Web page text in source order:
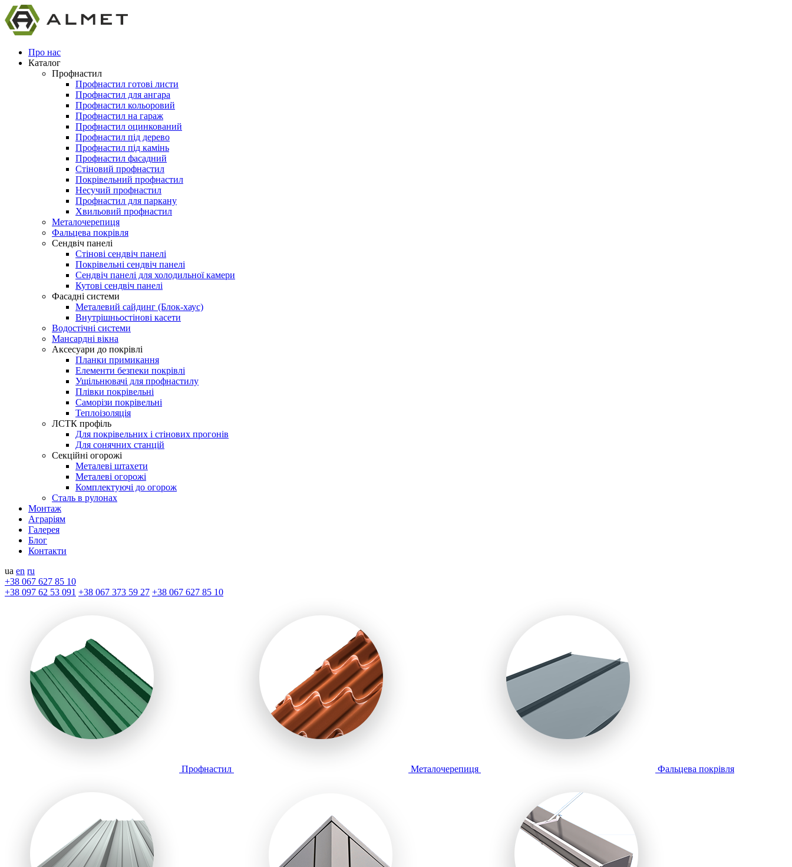
Про нас
Каталог
Профнастил
Профнастил готові листи
Профнастил для ангара
Профнастил кольоровий
Профнастил на гараж
Профнастил оцинкований
Профнастил під дерево
Профнастил під камінь
Профнастил фасадний
Стіновий профнастил
Покрівельний профнастил
Несучий профнастил
Профнастил для паркану
Хвильовий профнастил
Металочерепиця
Фальцева покрівля
Сендвіч панелі
Стінові сендвіч панелі
Покрівельні сендвіч панелі
Сендвіч панелі для холодильної камери
Кутові сендвіч панелі
Фасадні системи
Металевий сайдинг (Блок-хаус)
Внутрішньостінові касети
Водостічні системи
Мансардні вікна
Аксесуари до покрівлі
Планки примикання
Елементи безпеки покрівлі
Ущільнювачі для профнастилу
Плівки покрівельні
Саморізи покрівельні
Теплоізоляція
ЛСТК профіль
Для покрівельних і стінових прогонів
Для сонячних станцій
Секційні огорожі
Металеві штахети
Металеві огорожі
Комплектуючі до огорож
Сталь в рулонах
Монтаж
Аграріям
Галерея
Блог
Контакти
ua en ru
+38 067 627 85 10
+38 097 62 53 091 +38 067 373 59 27 +38 067 627 85 10
Профнастил Металочерепиця Фальцева покрівля